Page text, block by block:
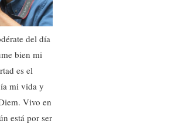
del día
bien mi
es el
mi vida y
Vivo en
está por ser